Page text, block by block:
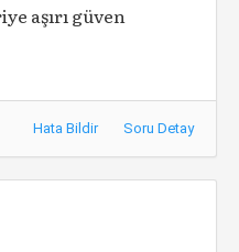
aşırı güven
Hata Bildir Soru Detay